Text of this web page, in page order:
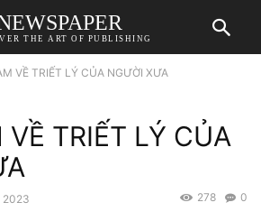
THE ART OF PUBLISHING
VỀ TRIẾT LÝ CỦA NGƯỜI XƯA
TRIẾT LÝ CỦA
2023 0
278